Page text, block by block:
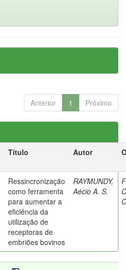
Anterior 1 Próximo
Título Autor
Ressincronização
como ferramenta
para aumentar a
eficiência da
utilização de
receptoras de
embriões bovinos
RAYMUNDY,
Aécio A. S.